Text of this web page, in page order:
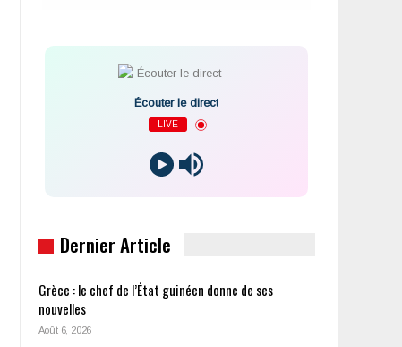
Écouter le direct
LIVE
Dernier Article
Grèce : le chef de l’État guinéen donne de ses
nouvelles
Août 6, 2026